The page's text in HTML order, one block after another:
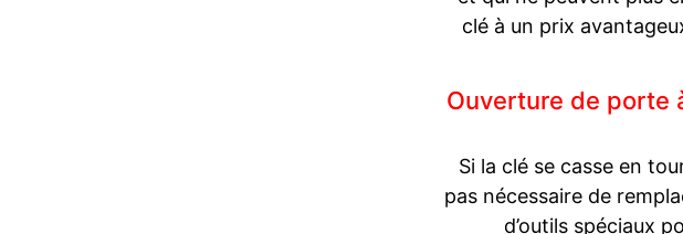
clé à un prix
Ouverture de porte
Si la clé se casse en
pas nécessaire de
d’outils spéciaux